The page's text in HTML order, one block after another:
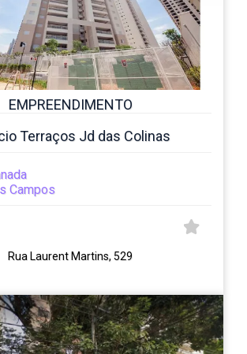
EMPREENDIMENTO
Terraços Jd das Colinas
Campos
Rua Laurent Martins, 529